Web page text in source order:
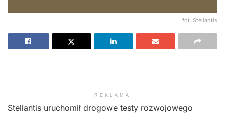
fot. Stellantis
REKLAMA
Stellantis uruchomił drogowe testy rozwojowego